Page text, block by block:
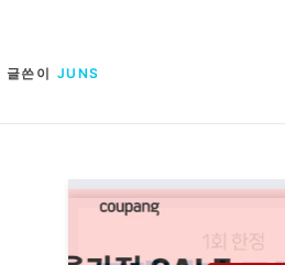
글쓴이 JUNS